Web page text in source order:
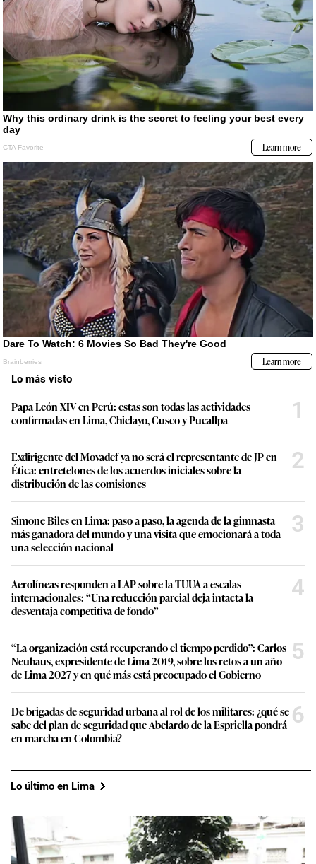
Lo más visto
Papa León XIV en Perú: estas son todas las actividades
confirmadas en Lima, Chiclayo, Cusco y Pucallpa
1
Exdirigente del Movadef ya no será el representante de JP en
Ética: entretelones de los acuerdos iniciales sobre la
distribución de las comisiones
2
Simone Biles en Lima: paso a paso, la agenda de la gimnasta
más ganadora del mundo y una visita que emocionará a toda
una selección nacional
3
Aerolíneas responden a LAP sobre la TUUA a escalas
internacionales: “Una reducción parcial deja intacta la
desventaja competitiva de fondo”
4
“La organización está recuperando el tiempo perdido”: Carlos
Neuhaus, expresidente de Lima 2019, sobre los retos a un año
de Lima 2027 y en qué más está preocupado el Gobierno
5
De brigadas de seguridad urbana al rol de los militares: ¿qué se
sabe del plan de seguridad que Abelardo de la Espriella pondrá
en marcha en Colombia?
6
Lo último en Lima